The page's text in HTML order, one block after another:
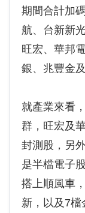
期間合計加
航、台新新
旺宏、華邦
銀、兆豐金
就產業來看
群，旺宏及
封測股，另
是半檔電子
搭上順風車
新，以及7檔